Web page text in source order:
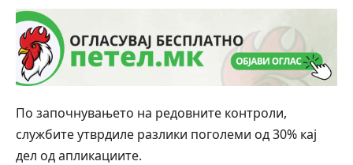
По започнувањето на редовните контроли,
службите утврдиле разлики поголеми од 30% кај
дел од апликациите.